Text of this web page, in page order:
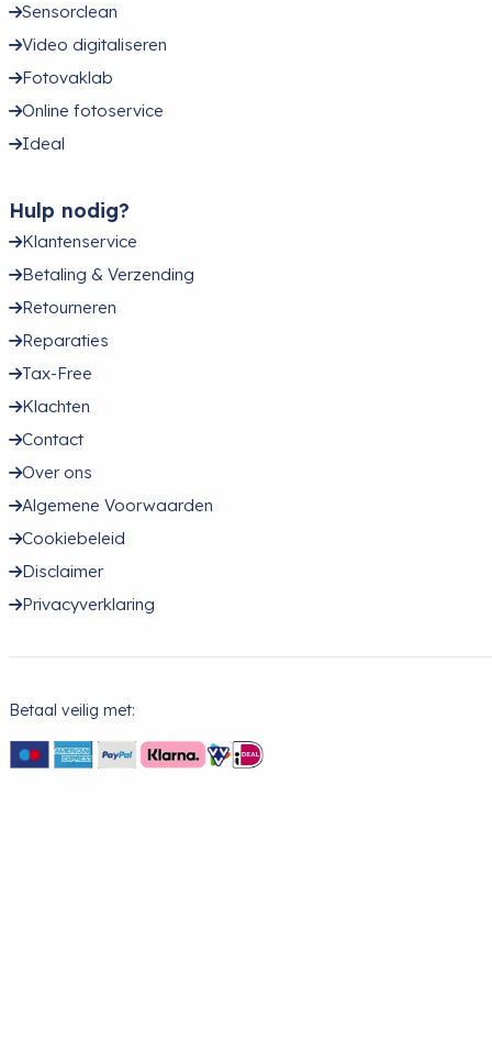
Sensorclean
Video digitaliseren
Fotovaklab
Online fotoservice
Ideal
Hulp nodig?
Klantenservice
Betaling & Verzending
Retourneren
Reparaties
Tax-Free
Klachten
Contact
Over ons
Algemene Voorwaarden
Cookiebeleid
Disclaimer
Privacyverklaring
Betaal veilig met: